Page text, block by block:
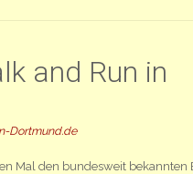
and Run in
Dortmund.de
Mal den bundesweit bekannten